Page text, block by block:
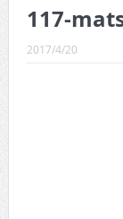
117-
2017/4/20